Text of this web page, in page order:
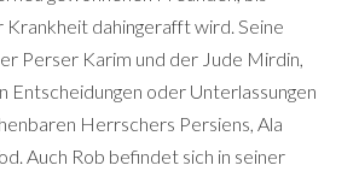
Krankheit dahingerafft wird. Seine
Perser Karim und der Jude Mirdin,
Entscheidungen oder Unterlassungen
Herrschers Persiens, Ala
Auch Rob befindet sich in seiner